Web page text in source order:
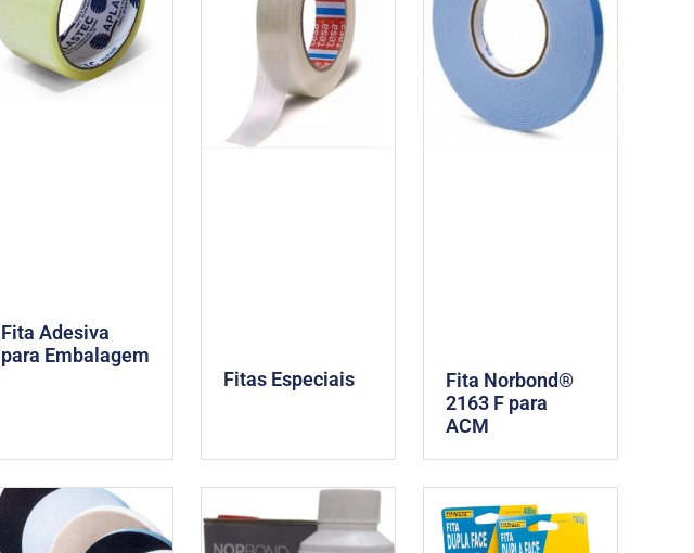
Fita Adesiva
para Embalagem
Fitas Especiais
Fita Norbond®
2163 F para
ACM